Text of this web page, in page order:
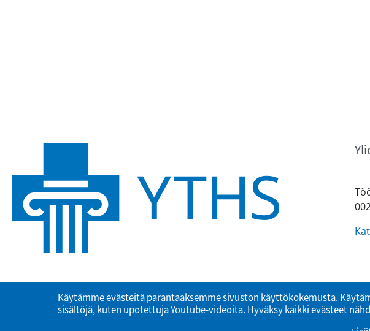
Käytämme evästeitä parantaaksemme sivuston käyttökokemusta.
sisältöjä, kuten upotettuja Youtube-videoita. Hyväksy kaikki evästeet